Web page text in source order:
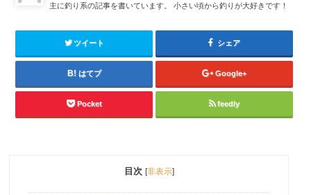
主に釣り系の記事を書いています。 小さい頃から釣りが大好きです！
ツイート シェア
はてブ Google+
Pocket feedly
目次 [非表示]